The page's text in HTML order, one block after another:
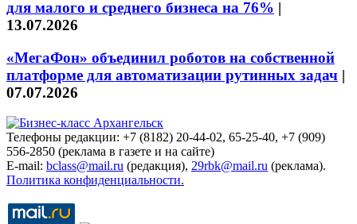
для малого и среднего бизнеса на 76% |
13.07.2026
«МегаФон» объединил роботов на собственной
платформе для автоматизации рутинных задач |
07.07.2026
Телефоны редакции: +7 (8182) 20-44-02, 65-25-40, +7 (909)
556-2850 (реклама в газете и на сайте)
E-mail: bclass@mail.ru (редакция), 29rbk@mail.ru (реклама).
Политика конфиденциальности.